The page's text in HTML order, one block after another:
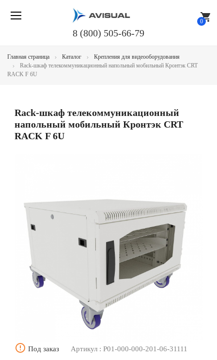
shopping_cart
0
8 (800) 505-66-79
Главная страница Каталог
Крепления для видеооборудования
Rack-шкаф телекоммуникационный напольный мобильный Кронтэк CRT
RACK F 6U
Rack-шкаф телекоммуникационный
напольный мобильный Кронтэк CRT
RACK F 6U
error_outline Под заказ Артикул : P01-000-000-201-06-31111